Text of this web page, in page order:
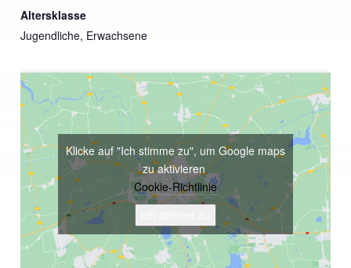
Altersklasse
Jugendliche, Erwachsene
Klicke auf "Ich stimme zu", um Google maps
zu aktivieren
Cookie-Richtlinie